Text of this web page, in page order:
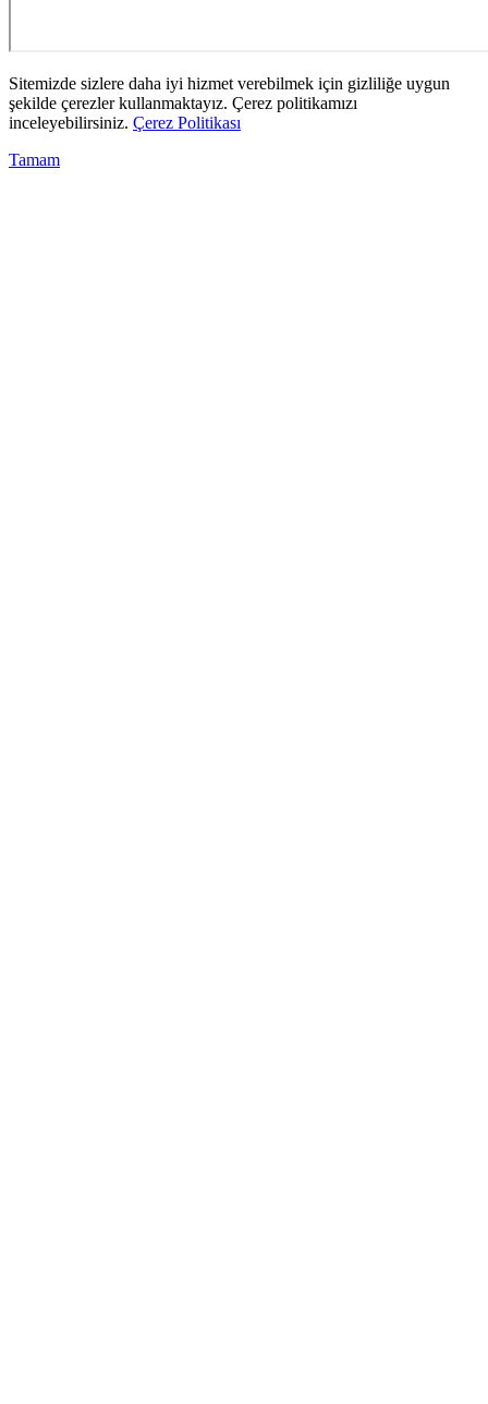
Sitemizde sizlere daha iyi hizmet verebilmek için gizliliğe uygun
şekilde çerezler kullanmaktayız. Çerez politikamızı
inceleyebilirsiniz. Çerez Politikası
Tamam